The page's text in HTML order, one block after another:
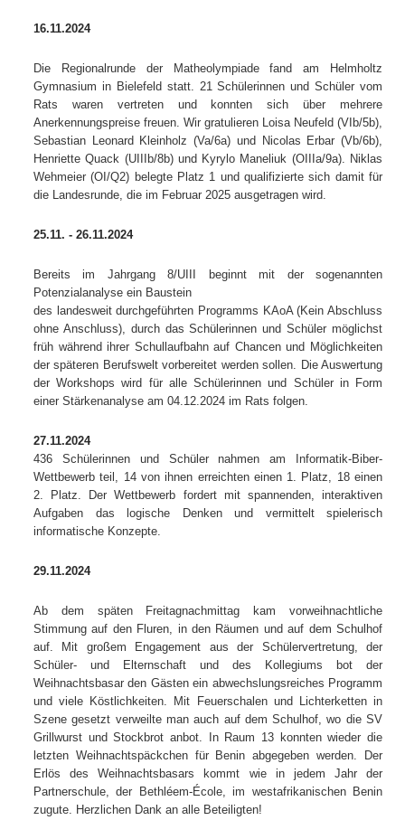
16.11.2024
Die Regionalrunde der Matheolympiade fand am Helmholtz
Gymnasium in Bielefeld statt. 21 Schülerinnen und Schüler vom
Rats waren vertreten und konnten sich über mehrere
Anerkennungspreise freuen. Wir gratulieren Loisa Neufeld (VIb/5b),
Sebastian Leonard Kleinholz (Va/6a) und Nicolas Erbar (Vb/6b),
Henriette Quack (UIIIb/8b) und Kyrylo Maneliuk (OIIIa/9a). Niklas
Wehmeier (OI/Q2) belegte Platz 1 und qualifizierte sich damit für
die Landesrunde, die im Februar 2025 ausgetragen wird.
25.11. - 26.11.2024
Bereits im Jahrgang 8/UIII beginnt mit der sogenannten
Potenzialanalyse ein Baustein
des landesweit durchgeführten Programms KAoA (Kein Abschluss
ohne Anschluss), durch das Schülerinnen und Schüler möglichst
früh während ihrer Schullaufbahn auf Chancen und Möglichkeiten
der späteren Berufswelt vorbereitet werden sollen. Die Auswertung
der Workshops wird für alle Schülerinnen und Schüler in Form
einer Stärkenanalyse am 04.12.2024 im Rats folgen.
27.11.2024
436 Schülerinnen und Schüler nahmen am Informatik-Biber-
Wettbewerb teil, 14 von ihnen erreichten einen 1. Platz, 18 einen
2. Platz. Der Wettbewerb fordert mit spannenden, interaktiven
Aufgaben das logische Denken und vermittelt spielerisch
informatische Konzepte.
29.11.2024
Ab dem späten Freitagnachmittag kam vorweihnachtliche
Stimmung auf den Fluren, in den Räumen und auf dem Schulhof
auf. Mit großem Engagement aus der Schülervertretung, der
Schüler- und Elternschaft und des Kollegiums bot der
Weihnachtsbasar den Gästen ein abwechslungsreiches Programm
und viele Köstlichkeiten. Mit Feuerschalen und Lichterketten in
Szene gesetzt verweilte man auch auf dem Schulhof, wo die SV
Grillwurst und Stockbrot anbot. In Raum 13 konnten wieder die
letzten Weihnachtspäckchen für Benin abgegeben werden. Der
Erlös des Weihnachtsbasars kommt wie in jedem Jahr der
Partnerschule, der Bethléem-École, im westafrikanischen Benin
zugute. Herzlichen Dank an alle Beteiligten!